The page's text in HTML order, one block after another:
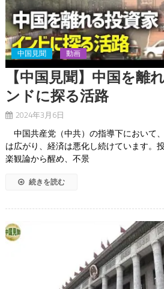
中国見聞 動画
【中国見聞】中国を
ンドに探る活路
2024年3月6日
中国共産党（中共）の指導下において
は広がり、経済は悪化し続けています。
楽観論から醒め、不景
続きを読む